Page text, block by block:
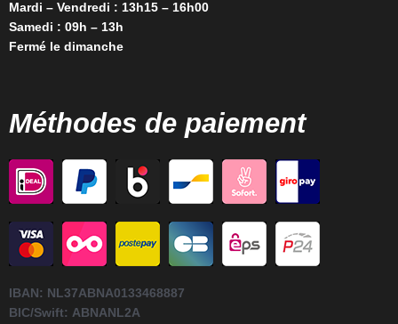
Mardi – Vendredi : 13h15 – 16h00
Samedi : 09h – 13h
Fermé le dimanche
Méthodes de paiement
IBAN: NL37ABNA0133468887
BIC/Swift: ABNANL2A